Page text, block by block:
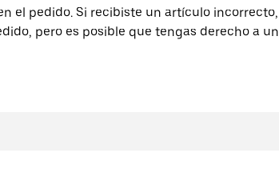
el pedido. Si recibiste un artículo incorrecto,
pero es posible que tengas derecho a un